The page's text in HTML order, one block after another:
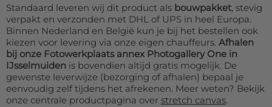
Standaard leveren wij dit product als bouwpakket, stevig
verpakt en verzonden met DHL of UPS in heel Europa.
Binnen Nederland en België kun je bij het bestellen ook
kiezen voor levering via onze eigen chauffeurs. Afhalen
bij onze Fotowerkplaats annex Photogallery One in
IJsselmuiden is bovendien altijd gratis mogelijk. De
gewenste leverwijze (bezorging of afhalen) bepaal je
eenvoudig zelf tijdens het afrekenen. Meer weten? Bekijk
onze centrale productpagina over stretch canvas.